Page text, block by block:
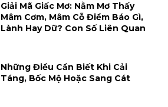
Giải Mã Giấc Mơ: Nằm Mơ Thấy
Mâm Cơm, Mâm Cỗ Điềm Báo Gì,
Lành Hay Dữ? Con Số Liên Quan
Những Điều Cần Biết Khi Cải
Táng, Bốc Mộ Hoặc Sang Cát